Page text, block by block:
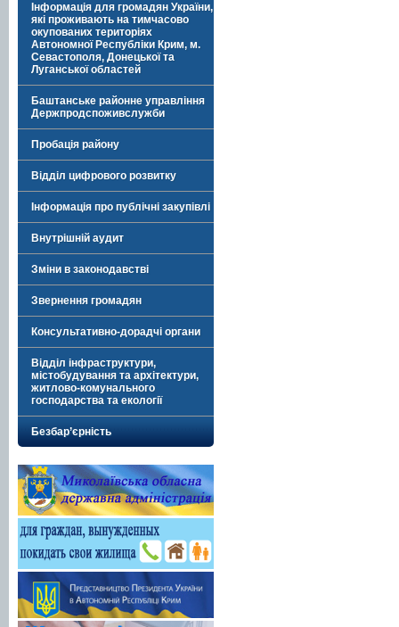
Інформація для громадян України,
які проживають на тимчасово
окупованих територіях
Автономної Республіки Крим, м.
Севастополя, Донецької та
Луганської областей
Баштанське районне управління
Держпродспоживслужби
Пробація району
Відділ цифрового розвитку
Інформація про публічні закупівлі
Внутрішній аудит
Зміни в законодавстві
Звернення громадян
Консультативно-дорадчі органи
Відділ інфраструктури,
містобудування та архітектури,
житлово-комунального
господарства та екології
Безбар’єрність